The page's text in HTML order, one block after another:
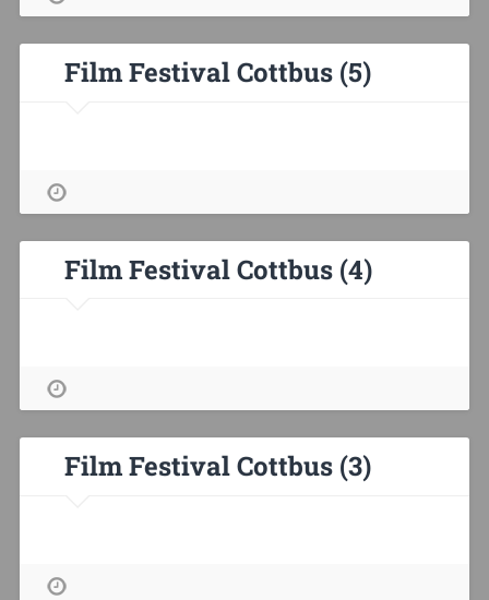
Film Festival Cottbus (5)
Film Festival Cottbus (4)
Film Festival Cottbus (3)